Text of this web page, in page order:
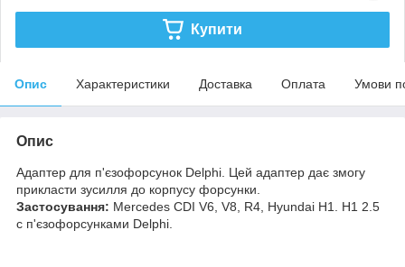
Купити
Опис Характеристики Доставка Оплата Умови
Опис
Адаптер для п'єзофорсунок Delphi. Цей адаптер дає змогу
прикласти зусилля до корпусу форсунки.
Застосування: Mercedes CDI V6, V8, R4, Hyundai H1. H1 2.5
с п'єзофорсунками Delphi.